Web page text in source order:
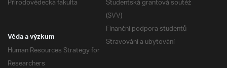
Přírodovědecká fakulta
Studentská grantová soutěž
(SVV)
Finanční podpora studentů
Stravování a ubytování
Věda a výzkum
Human Resources Strategy for
Researchers